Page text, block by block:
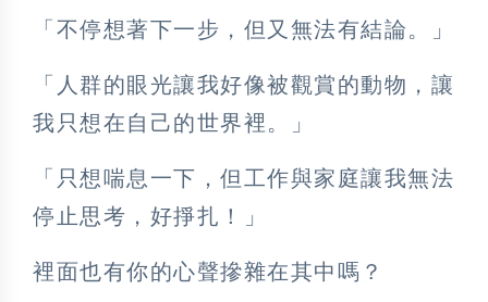
「不停想著下一步，但又無法有結論。」
「人群的眼光讓我好像被觀賞的動物，讓
我只想在自己的世界裡。」
「只想喘息一下，但工作與家庭讓我無法
停止思考，好掙扎！」
裡面也有你的心聲摻雜在其中嗎？